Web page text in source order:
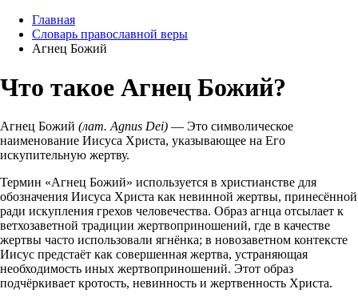
Главная
Словарь православной веры
Агнец Божий
Что такое Агнец Божий?
Агнец Божий (лат. Agnus Dei) — Это символическое
наименование Иисуса Христа, указывающее на Его
искупительную жертву.
Термин «Агнец Божий» используется в христианстве для
обозначения Иисуса Христа как невинной жертвы, принесённой
ради искупления грехов человечества. Образ агнца отсылает к
ветхозаветной традиции жертвоприношений, где в качестве
жертвы часто использовали ягнёнка; в новозаветном контексте
Иисус предстаёт как совершенная жертва, устраняющая
необходимость иных жертвоприношений. Этот образ
подчёркивает кротость, невинность и жертвенность Христа.